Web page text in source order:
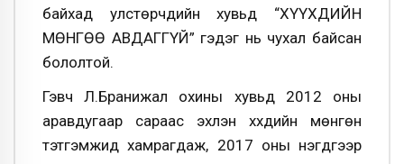
байхад улстөрчдийн хувьд “ХҮҮХДИЙН
МӨНГӨӨ АВДАГГҮЙ” гэдэг нь чухал байсан
бололтой.
Гэвч Л.Бранижал охины хувьд 2012 оны
аравдугаар сараас эхлэн хүүхдийн мөнгөн
тэтгэмжид хамрагдаж, 2017 оны нэгдүгээр